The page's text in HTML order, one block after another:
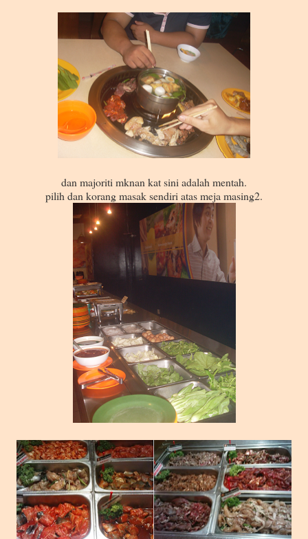
dan majoriti mknan kat sini adalah mentah.
pilih dan korang masak sendiri atas meja masing2.